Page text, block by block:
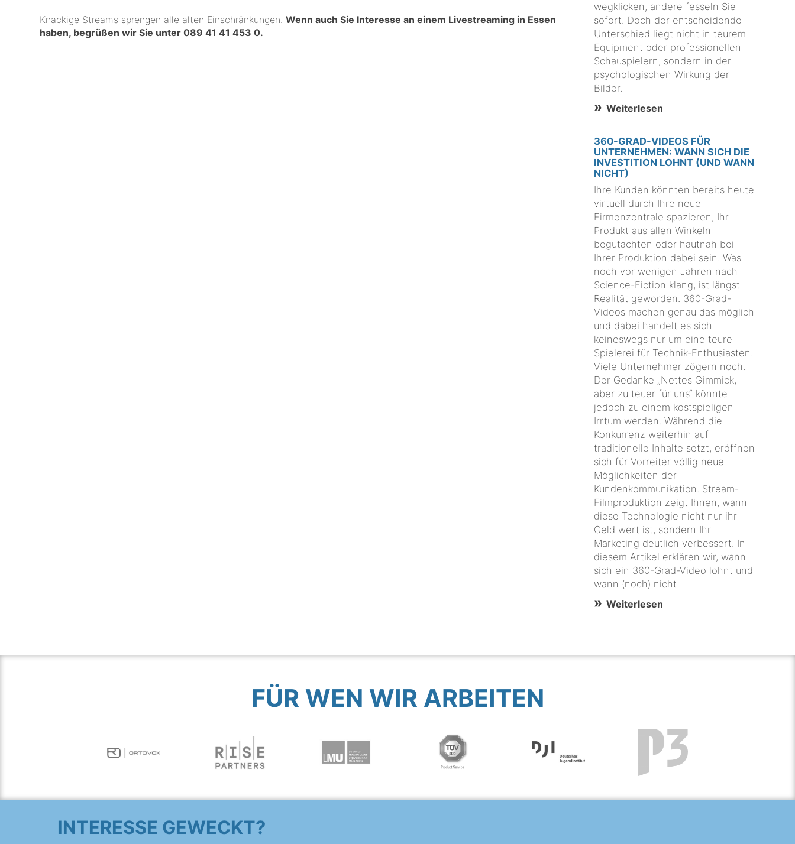
Knackige Streams sprengen alle alten Einschränkungen.Wenn auch Sie Interesse an einem Livestreaming in Essen
haben, begrüßen wir Sie unter089 41 41 453 0.
wegklicken, andere fesseln Sie
sofort. Doch der entscheidende
Unterschied liegt nicht in teurem
Equipment oder professionellen
Schauspielern, sondern in der
psychologischen Wirkung der
Bilder.
Weiterlesen
360-GRAD-VIDEOS FÜR
UNTERNEHMEN: WANN SICH DIE
INVESTITION LOHNT (UND WANN
NICHT)
Ihre Kunden könnten bereits heute
virtuell durch Ihre neue
Firmenzentrale spazieren, Ihr
Produkt aus allen Winkeln
begutachten oder hautnah bei
Ihrer Produktion dabei sein. Was
noch vor wenigen Jahren nach
Science-Fiction klang, ist längst
Realität geworden. 360-Grad-
Videos machen genau das möglich
und dabei handelt es sich
keineswegs nur um eine teure
Spielerei für Technik-Enthusiasten.
Viele Unternehmer zögern noch.
Der Gedanke „Nettes Gimmick,
aber zu teuer für uns“ könnte
jedoch zu einem kostspieligen
Irrtum werden. Während die
Konkurrenz weiterhin auf
traditionelle Inhalte setzt, eröffnen
sich für Vorreiter völlig neue
Möglichkeiten der
Kundenkommunikation. Stream-
Filmproduktion zeigt Ihnen, wann
diese Technologie nicht nur ihr
Geld wert ist, sondern Ihr
Marketing deutlich verbessert. In
diesem Artikel erklären wir, wann
sich ein 360-Grad-Video lohnt und
wann (noch) nicht
Weiterlesen
FÜR WEN WIR ARBEITEN
INTERESSE GEWECKT?